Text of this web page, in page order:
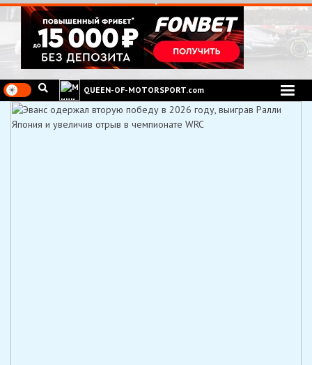
Перейти
к
содержимому
QUEEN-OF-MOTORSPORT.com